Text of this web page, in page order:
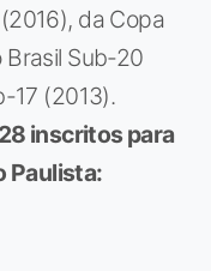
da Copa
Brasil Sub-20
17 (2013).
inscritos para
Paulista: